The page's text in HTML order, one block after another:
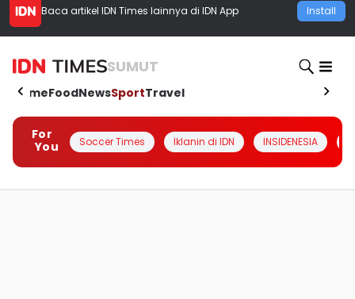
Baca artikel IDN Times lainnya di IDN App Install
SUMUT
HomeFoodNewsSportTravel
For
You
Soccer Times Iklanin di IDN INSIDENESIA